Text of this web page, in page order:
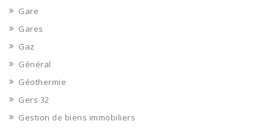
Gare
Gares
Gaz
Général
Géothermie
Gers 32
Gestion de biens immobiliers